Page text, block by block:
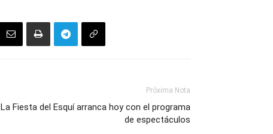
Próxima Nota
La Fiesta del Esquí arranca hoy con el programa
de espectáculos